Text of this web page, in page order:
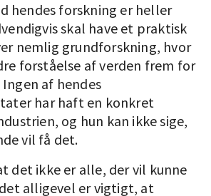
hendes forskning er heller
skal have et praktisk
nemlig grundforskning, hvor
forståelse af verden frem for
af hendes
har haft en konkret
og hun kan ikke sige,
vil få det.
det ikke er alle, der vil kunne
alligevel er vigtigt, at